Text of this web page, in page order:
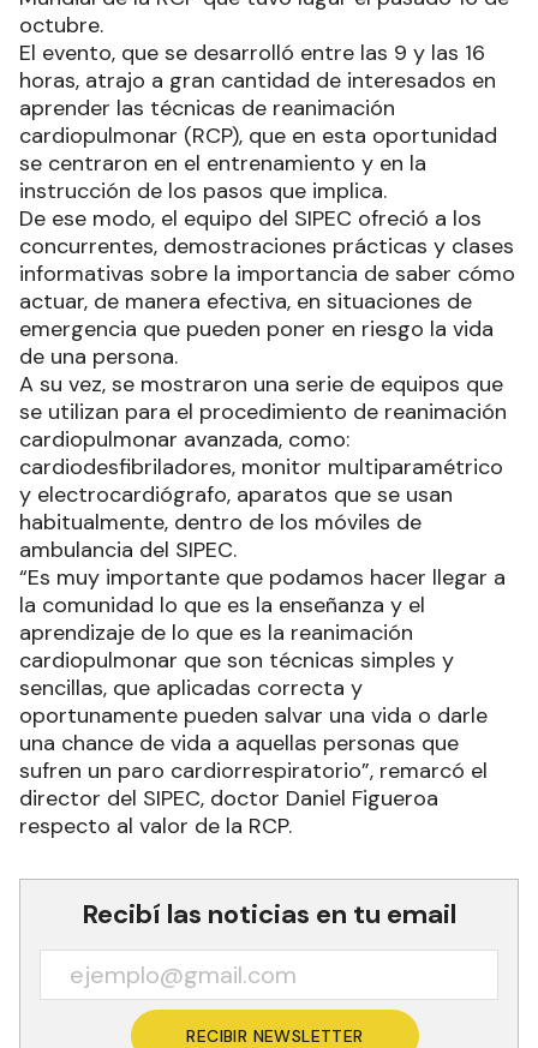
octubre.
El evento, que se desarrolló entre las 9 y las 16
horas, atrajo a gran cantidad de interesados en
aprender las técnicas de reanimación
cardiopulmonar (RCP), que en esta oportunidad
se centraron en el entrenamiento y en la
instrucción de los pasos que implica.
De ese modo, el equipo del SIPEC ofreció a los
concurrentes, demostraciones prácticas y clases
informativas sobre la importancia de saber cómo
actuar, de manera efectiva, en situaciones de
emergencia que pueden poner en riesgo la vida
de una persona.
A su vez, se mostraron una serie de equipos que
se utilizan para el procedimiento de reanimación
cardiopulmonar avanzada, como:
cardiodesfibriladores, monitor multiparamétrico
y electrocardiógrafo, aparatos que se usan
habitualmente, dentro de los móviles de
ambulancia del SIPEC.
“Es muy importante que podamos hacer llegar a
la comunidad lo que es la enseñanza y el
aprendizaje de lo que es la reanimación
cardiopulmonar que son técnicas simples y
sencillas, que aplicadas correcta y
oportunamente pueden salvar una vida o darle
una chance de vida a aquellas personas que
sufren un paro cardiorrespiratorio”, remarcó el
director del SIPEC, doctor Daniel Figueroa
respecto al valor de la RCP.
Recibí las noticias en tu email
RECIBIR NEWSLETTER